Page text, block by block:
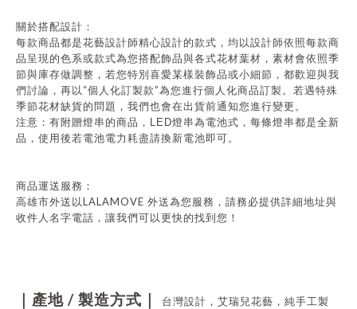
關於搭配設計：
每款商品都是花藝設計師精心設計的款式，均以設計師依照每款商
品呈現的色系或款式為您搭配飾品與各式花材葉材，素材會依照季
節與庫存做調整，若您特別喜愛某樣裝飾品或小細節，都歡迎與我
們討論，再以 “個人化訂製款”為您進行個人化商品訂製。若遇特殊
季節花材缺貨的問題，我們也會在出貨前通知您進行變更。
注意：有附贈燈串的商品，
LED燈串為電池式，每條燈串都是全新
品，使用後若電池電力耗盡請換新電池即可。
商品運送服務：
高雄市外送以 LALAMOVE 外送為您服務，請務必提供詳細地址與
收件人名字電話，讓我們可以更快的找到您！
｜產地 / 製造方式｜
台灣設計，艾瑞兒花藝，純手工製